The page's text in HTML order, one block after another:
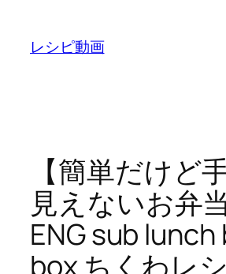
レシピ動画
【簡単だけど
見えないお弁
ENG sub
box ちくわレ